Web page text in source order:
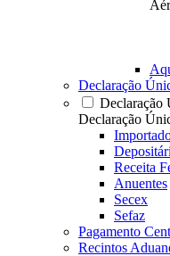
Declaração
Declaração
Declaração
Receita
Anuentes
Secex
Sefaz
Pagamento
Recintos